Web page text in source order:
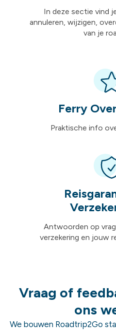
In deze sectie vind
annuleren, wijzigen,
van je
Ferry
Praktische info
Antwoorden op
verzekering en jouw
Vraag of
ons
We bouwen Roadtrip2Go